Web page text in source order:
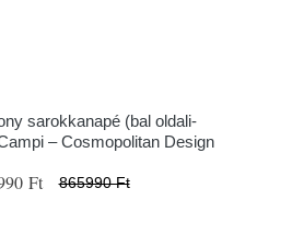
sarokkanapé (bal oldali-
– Cosmopolitan Design
Ft 865990 Ft